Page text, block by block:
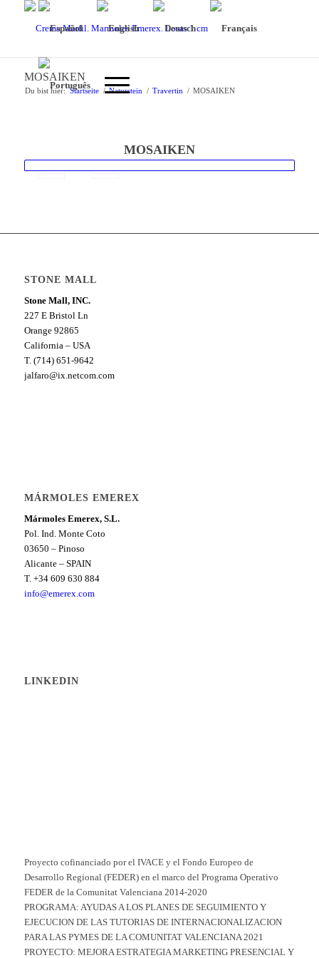
MOSAIKEN
Du bist hier: Startseite / Naturstein / Travertin / MOSAIKEN
MOSAIKEN
STONE MALL
Stone Mall, INC.
227 E Bristol Ln
Orange 92865
California – USA
T. (714) 651-9642
jalfaro@ix.netcom.com
MÁRMOLES EMEREX
Mármoles Emerex, S.L.
Pol. Ind. Monte Coto
03650 – Pinoso
Alicante – SPAIN
T. +34 609 630 884
info@emerex.com
LINKEDIN
Proyecto cofinanciado por el IVACE y el Fondo Europeo de
Desarrollo Regional (FEDER) en el marco del Programa Operativo
FEDER de la Comunitat Valenciana 2014-2020
PROGRAMA: AYUDAS A LOS PLANES DE SEGUIMIENTO Y
EJECUCION DE LAS TUTORIAS DE INTERNACIONALIZACION
PARA LAS PYMES DE LA COMUNITAT VALENCIANA 2021
PROYECTO: MEJORA ESTRATEGIA MARKETING PRESENCIAL Y